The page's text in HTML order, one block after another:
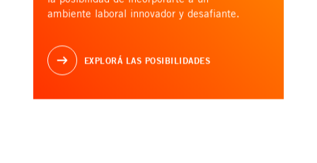
ambiente laboral innovador y desafiante.
EXPLORÁ LAS POSIBILIDADES